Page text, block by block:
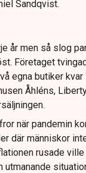
Sandqvist.
år men så slog
Företaget
egna butiker kvar
Åhléns,
när pandemin
där människor
rusade